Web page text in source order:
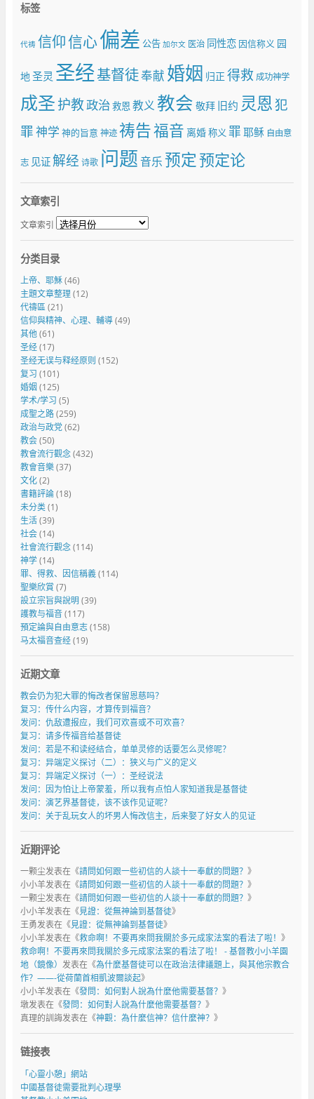
标签
代祷 信仰信心偏差 公告 加尔文 医治 同性恋 因信称义 园
地圣灵 圣经基督徒奉献 婚姻 归正 得救 成功神学
成圣护教政治救恩 教义 教会 敬拜 旧约 灵恩犯
罪神学 神的旨意 神迹 祷告福音 离婚称义 罪 耶稣 自由意
志 见证解经 诗歌 问题音乐预定预定论
文章索引
文章索引
分类目录
上帝、耶穌(46)
主題文章整理(12)
代禱區(21)
信仰與精神、心理、輔導(49)
其他(61)
圣经(17)
圣经无误与释经原则 (152)
复习 (101)
婚姻 (125)
学术/学习 (5)
成聖之路(259)
政治与政党(62)
教会(50)
教會流行觀念(432)
教會音樂(37)
文化(2)
書籍評論(18)
未分类(1)
生活(39)
社会(14)
社會流行觀念(114)
神学(14)
罪、得救、因信稱義(114)
聖樂欣賞 (7)
設立宗旨與說明 (39)
護教与福音(117)
預定論與自由意志(158)
马太福音查经(19)
近期文章
教会仍为犯大罪的悔改者保留恩慈吗？
复习：传什么内容，才算传到福音？
发问：仇敌遭报应，我们可欢喜或不可欢喜？
复习：请多传福音给基督徒
发问：若是不和读经结合，单单灵修的话要怎么灵修呢？
复习：异端定义探讨（二）：狭义与广义的定义
复习：异端定义探讨（一）：圣经说法
发问：因为怕让上帝蒙羞，所以我有点怕人家知道我是基督徒
发问：演艺界基督徒，该不该作见证呢？
发问：关于乱玩女人的坏男人悔改信主，后来娶了好女人的见证
近期评论
一颗尘发表在《請問如何跟一些初信的人談十一奉獻的問題？ 》
小小羊发表在《請問如何跟一些初信的人談十一奉獻的問題？ 》
一颗尘发表在《請問如何跟一些初信的人談十一奉獻的問題？ 》
小小羊发表在《見證：從無神論到基督徒》
王勇发表在《見證：從無神論到基督徒》
小小羊发表在《救命啊！不要再來問我關於多元成家法案的看法了啦！ 》
救命啊！不要再來問我關於多元成家法案的看法了啦！ - 基督教小小羊園
地（鏡像） 发表在《為什麼基督徒可以在政治法律議題上，與其他宗教合
作？——-從荷蘭首相凱波爾談起》
小小羊发表在《發問：如何對人說為什麼他需要基督？ 》
墩发表在《發問：如何對人說為什麼他需要基督？ 》
真理的訓誨发表在《神觀：為什麼信神？信什麼神？ 》
链接表
「心靈小憩」網站
中國基督徒需要批判心理學